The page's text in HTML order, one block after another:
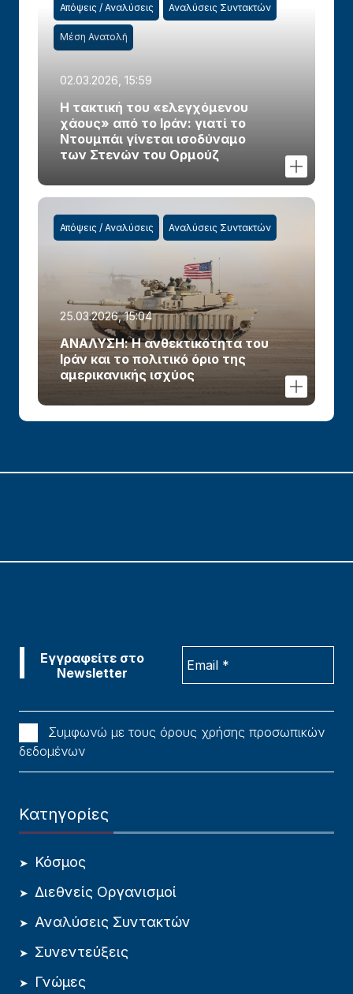
Απόψεις / Αναλύσεις Αναλύσεις Συντακτών
Μέση Ανατολή
02.03.2026, 15:59
Η τακτική του «ελεγχόμενου
χάους» από το Ιράν: γιατί το
Ντουμπάι γίνεται ισοδύναμο
των Στενών του Ορμούζ
Απόψεις / Αναλύσεις Αναλύσεις Συντακτών
25.03.2026, 15:04
ΑΝΑΛΥΣΗ: Η ανθεκτικότητα του
Ιράν και το πολιτικό όριο της
αμερικανικής ισχύος
Συμφωνώ με τους όρους χρήσης προσωπικών
δεδομένων
Κατηγορίες
Κόσμος
Διεθνείς Οργανισμοί
Αναλύσεις Συντακτών
Συνεντεύξεις
Γνώμες